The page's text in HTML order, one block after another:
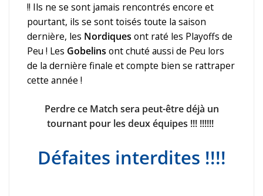
!! Ils ne se sont jamais rencontrés encore et
pourtant, ils se sont toisés toute la saison
dernière, les Nordiques ont raté les Playoffs de
Peu ! Les Gobelins ont chuté aussi de Peu lors
de la dernière finale et compte bien se rattraper
cette année !
Perdre ce Match sera peut-être déjà un
tournant pour les deux équipes !!! !!!!!!
Défaites interdites !!!!